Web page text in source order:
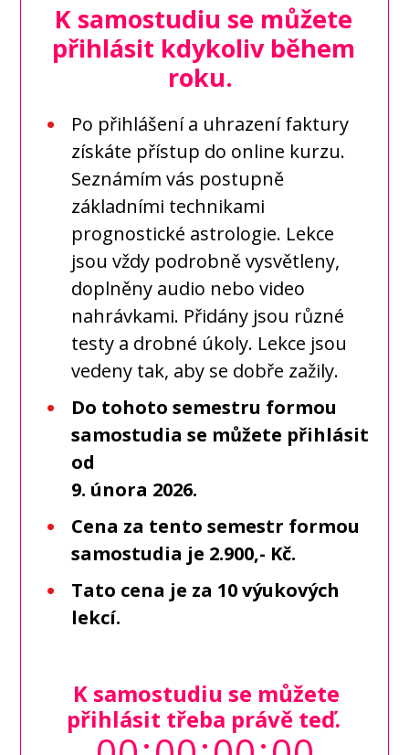
K samostudiu se můžete
přihlásit kdykoliv během
roku.
Po přihlášení a uhrazení faktury
získáte přístup do online kurzu.
Seznámím vás postupně
základními technikami
prognostické astrologie. Lekce
jsou vždy podrobně vysvětleny,
doplněny audio nebo video
nahrávkami. Přidány jsou různé
testy a drobné úkoly. Lekce jsou
vedeny tak, aby se dobře zažily.
Do tohoto semestru formou
samostudia se můžete přihlásit
od
9. února 2026.
Cena za tento semestr formou
samostudia je 2.900,- Kč.
Tato cena je za 10 výukových
lekcí.
K samostudiu se můžete
přihlásit třeba právě teď.